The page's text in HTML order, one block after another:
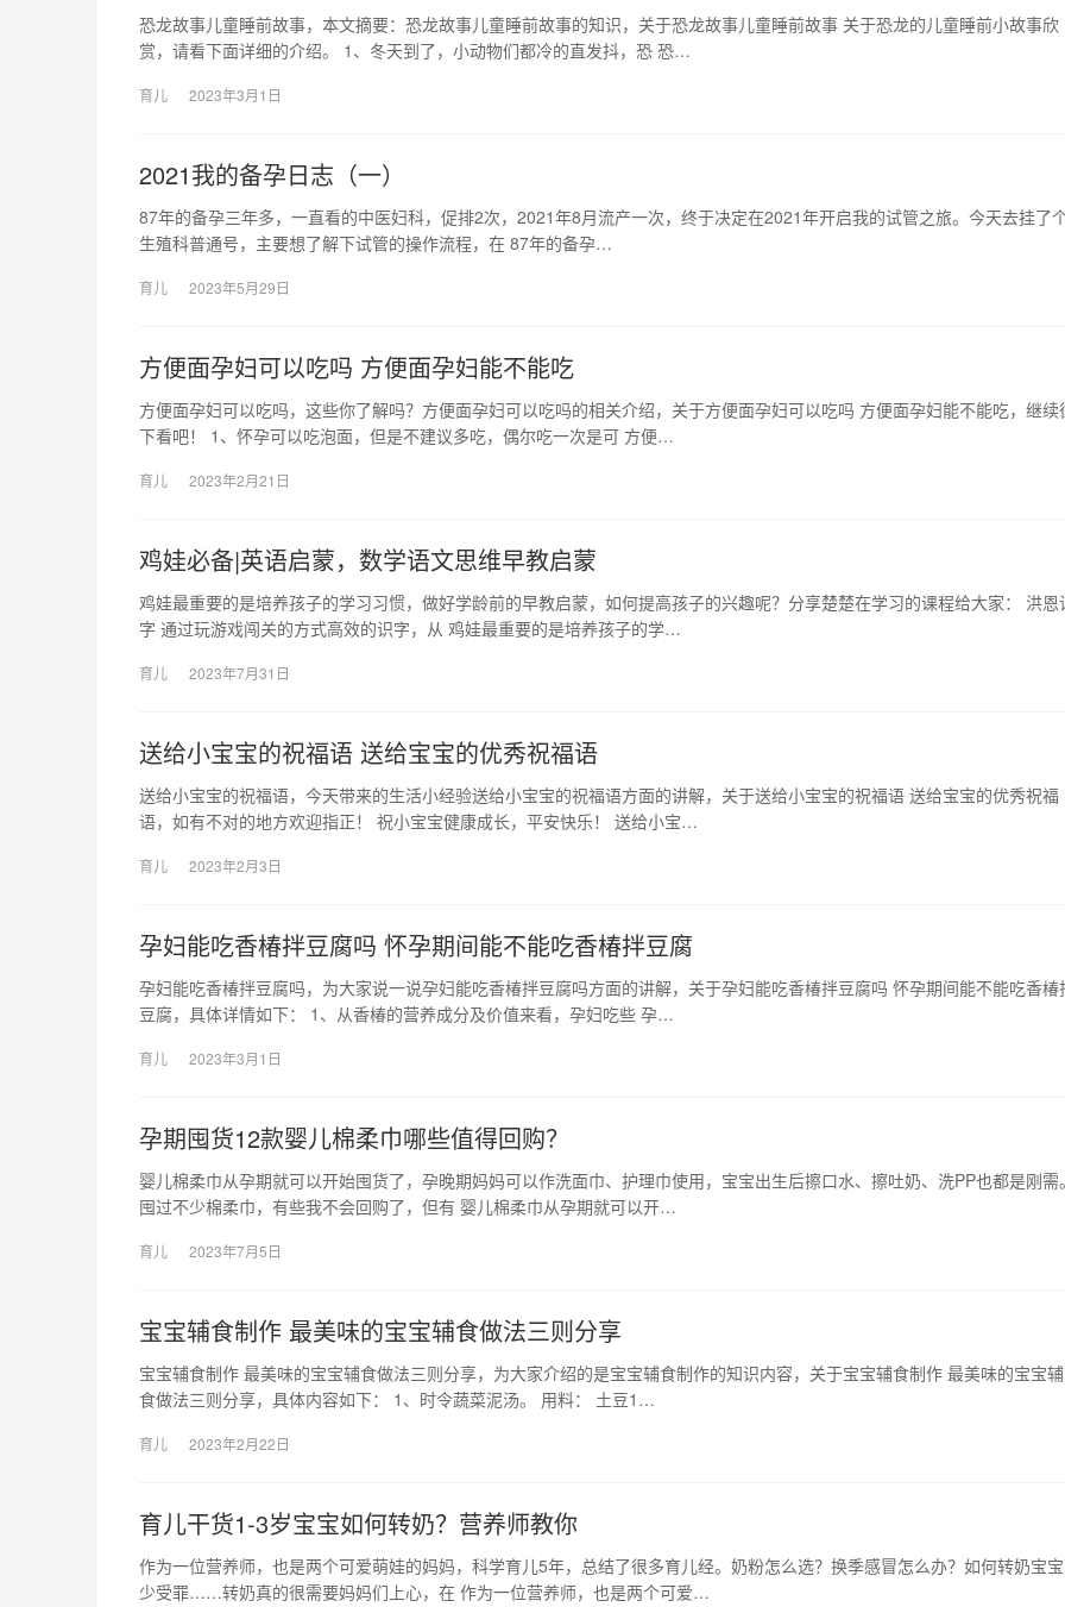
恐龙故事儿童睡前故事，本文摘要：恐龙故事儿童睡前故事的知识，关于恐龙故事儿童睡前故事 关于恐龙的儿童睡前小故事欣
赏，请看下面详细的介绍。 1、冬天到了，小动物们都冷的直发抖，恐 恐…
育儿 2023年3月1日
2021我的备孕日志（一）
87年的备孕三年多，一直看的中医妇科，促排2次，2021年8月流产一次，终于决定在2021年开启我的试管之旅。今天去挂了
生殖科普通号，主要想了解下试管的操作流程，在 87年的备孕…
育儿 2023年5月29日
方便面孕妇可以吃吗 方便面孕妇能不能吃
方便面孕妇可以吃吗，这些你了解吗？方便面孕妇可以吃吗的相关介绍，关于方便面孕妇可以吃吗 方便面孕妇能不能吃，继续
下看吧！ 1、怀孕可以吃泡面，但是不建议多吃，偶尔吃一次是可 方便…
育儿 2023年2月21日
鸡娃必备|英语启蒙，数学语文思维早教启蒙
鸡娃最重要的是培养孩子的学习习惯，做好学龄前的早教启蒙，如何提高孩子的兴趣呢？分享楚楚在学习的课程给大家： 洪恩
字 通过玩游戏闯关的方式高效的识字，从 鸡娃最重要的是培养孩子的学…
育儿 2023年7月31日
送给小宝宝的祝福语 送给宝宝的优秀祝福语
送给小宝宝的祝福语，今天带来的生活小经验送给小宝宝的祝福语方面的讲解，关于送给小宝宝的祝福语 送给宝宝的优秀祝福
语，如有不对的地方欢迎指正！ 祝小宝宝健康成长，平安快乐！ 送给小宝…
育儿 2023年2月3日
孕妇能吃香椿拌豆腐吗 怀孕期间能不能吃香椿拌豆腐
孕妇能吃香椿拌豆腐吗，为大家说一说孕妇能吃香椿拌豆腐吗方面的讲解，关于孕妇能吃香椿拌豆腐吗 怀孕期间能不能吃香椿
豆腐，具体详情如下： 1、从香椿的营养成分及价值来看，孕妇吃些 孕…
育儿 2023年3月1日
孕期囤货12款婴儿棉柔巾哪些值得回购？
婴儿棉柔巾从孕期就可以开始囤货了，孕晚期妈妈可以作洗面巾、护理巾使用，宝宝出生后擦口水、擦吐奶、洗PP也都是刚需
囤过不少棉柔巾，有些我不会回购了，但有 婴儿棉柔巾从孕期就可以开…
育儿 2023年7月5日
宝宝辅食制作 最美味的宝宝辅食做法三则分享
宝宝辅食制作 最美味的宝宝辅食做法三则分享，为大家介绍的是宝宝辅食制作的知识内容，关于宝宝辅食制作 最美味的宝宝辅
食做法三则分享，具体内容如下： 1、时令蔬菜泥汤。 用料： 土豆1…
育儿 2023年2月22日
育儿干货1-3岁宝宝如何转奶？营养师教你
作为一位营养师，也是两个可爱萌娃的妈妈，科学育儿5年，总结了很多育儿经。奶粉怎么选？换季感冒怎么办？如何转奶宝宝
少受罪……转奶真的很需要妈妈们上心，在 作为一位营养师，也是两个可爱…